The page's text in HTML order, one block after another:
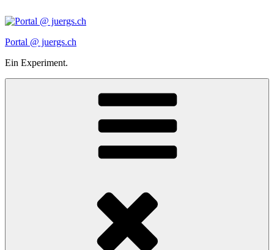
Inhalt
Portal @ juergs.ch
Ein Experiment.